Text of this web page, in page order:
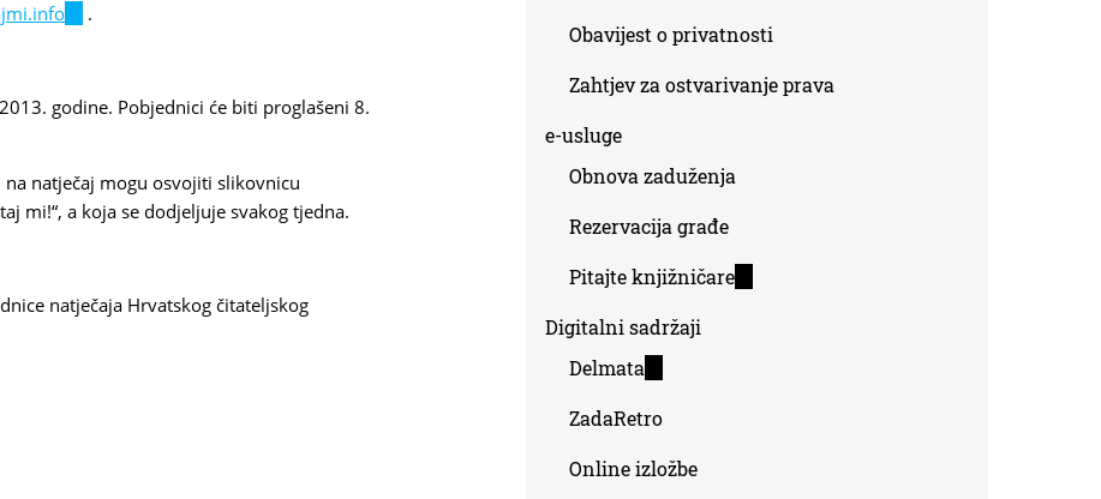
(link.
2013. godine. Pobjednici će biti proglašeni 8.
natječaj mogu osvojiti slikovnicu
mi!“, a koja se dodjeljuje svakog tjedna.
natječaja Hrvatskog čitateljskog
Obavijest o privatnosti
Zahtjev za ostvarivanje prava
e-usluge
Obnova zaduženja
Rezervacija građe
Pitajte knjižničare(link
Digitalni sadržaji
Delmata
external)
ZadaRetro
Online izložbe